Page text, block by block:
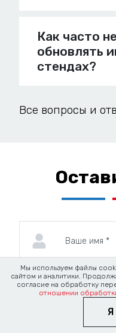
Как часто
обновлять
стендах?
Все вопросы и
Мы используем файлы
сайтом и аналитики.
согласие на обработку
отношении
Я